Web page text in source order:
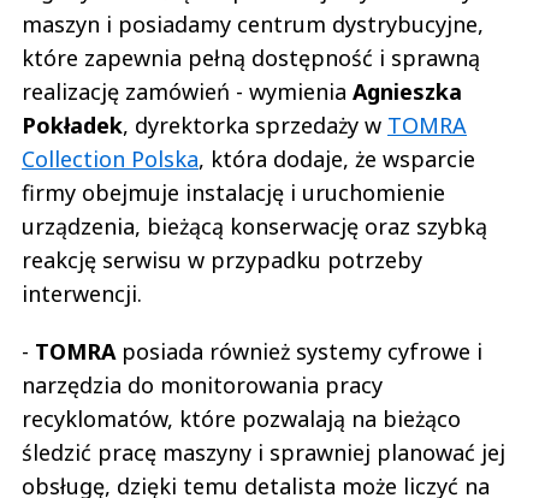
maszyn i posiadamy centrum dystrybucyjne,
które zapewnia pełną dostępność i sprawną
realizację zamówień - wymienia Agnieszka
Pokładek, dyrektorka sprzedaży w TOMRA
Collection Polska, która dodaje, że wsparcie
firmy obejmuje instalację i uruchomienie
urządzenia, bieżącą konserwację oraz szybką
reakcję serwisu w przypadku potrzeby
interwencji.
- TOMRAposiada również systemy cyfrowe i
narzędzia do monitorowania pracy
recyklomatów, które pozwalają na bieżąco
śledzić pracę maszyny i sprawniej planować jej
obsługę, dzięki temu detalista może liczyć na